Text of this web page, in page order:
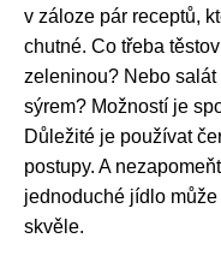
v záloze pár receptů,
chutné. Co třeba
zeleninou? Nebo
sýrem? Možností je
Důležité je používat
postupy. A
jednoduché jídlo
skvěle.